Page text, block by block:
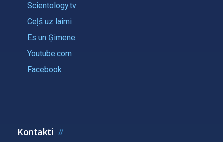
Scientology.tv
Ceļš uz laimi
Es un Ģimene
Youtube.com
Facebook
Kontakti